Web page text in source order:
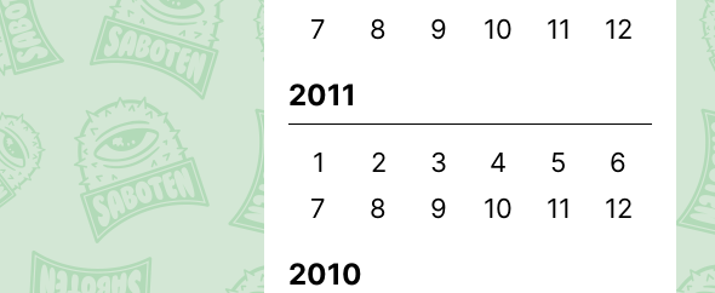
7
8 9 10 11 12
2011
1 2 3 4 5
6
7
8 9 10 11 12
2010